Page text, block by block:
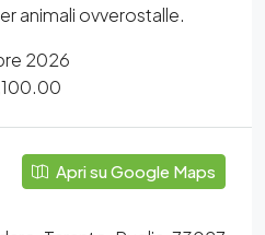
animali ovverostalle.
2026
Apri su Google Maps